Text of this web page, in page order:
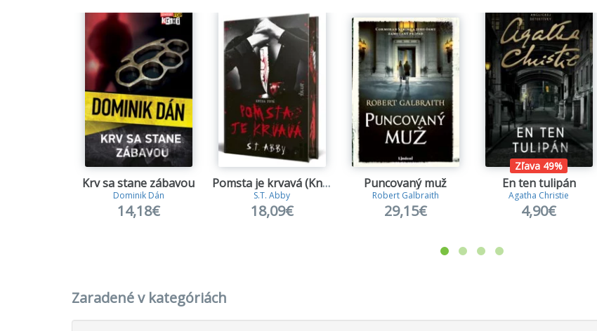
23.
Smrť na druhom brehu
24.
Korene zla
25.
Cigaretka na dva ťahy
26.List zo záhrobia
27.
Venuša zo zátoky
28.Pochovaní zaživa
29.Nevieš dňa, nevieš hodiny
Krv sa stane zábavou
Dominik Dán
14,18€
Pomsta je krvavá (Kniha prvá)
S.T. Abby
18,09€
Puncovaný muž
Robert Galbraith
29,15€
Zľava 49%
En ten tulipán
Agatha Christie
4,90€
Zaradené v kategóriách